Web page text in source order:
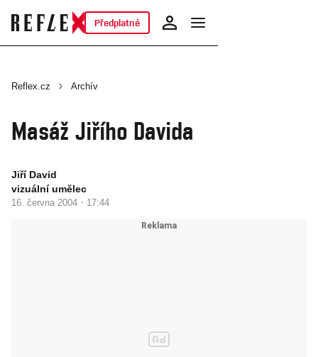
Předplatné
Reflex.cz Archív
Masáž Jiřího Davida
Jiří David
vizuální umělec
16. června 2004 · 17:44